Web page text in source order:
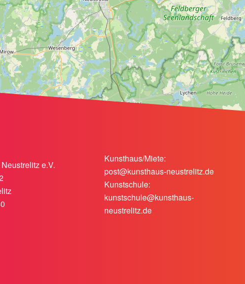
e.V.
Kunsthaus/Miete:
post@kunsthaus-neustrelitz.de
Kunstschule:
kunstschule@kunsthaus-
neustrelitz.de